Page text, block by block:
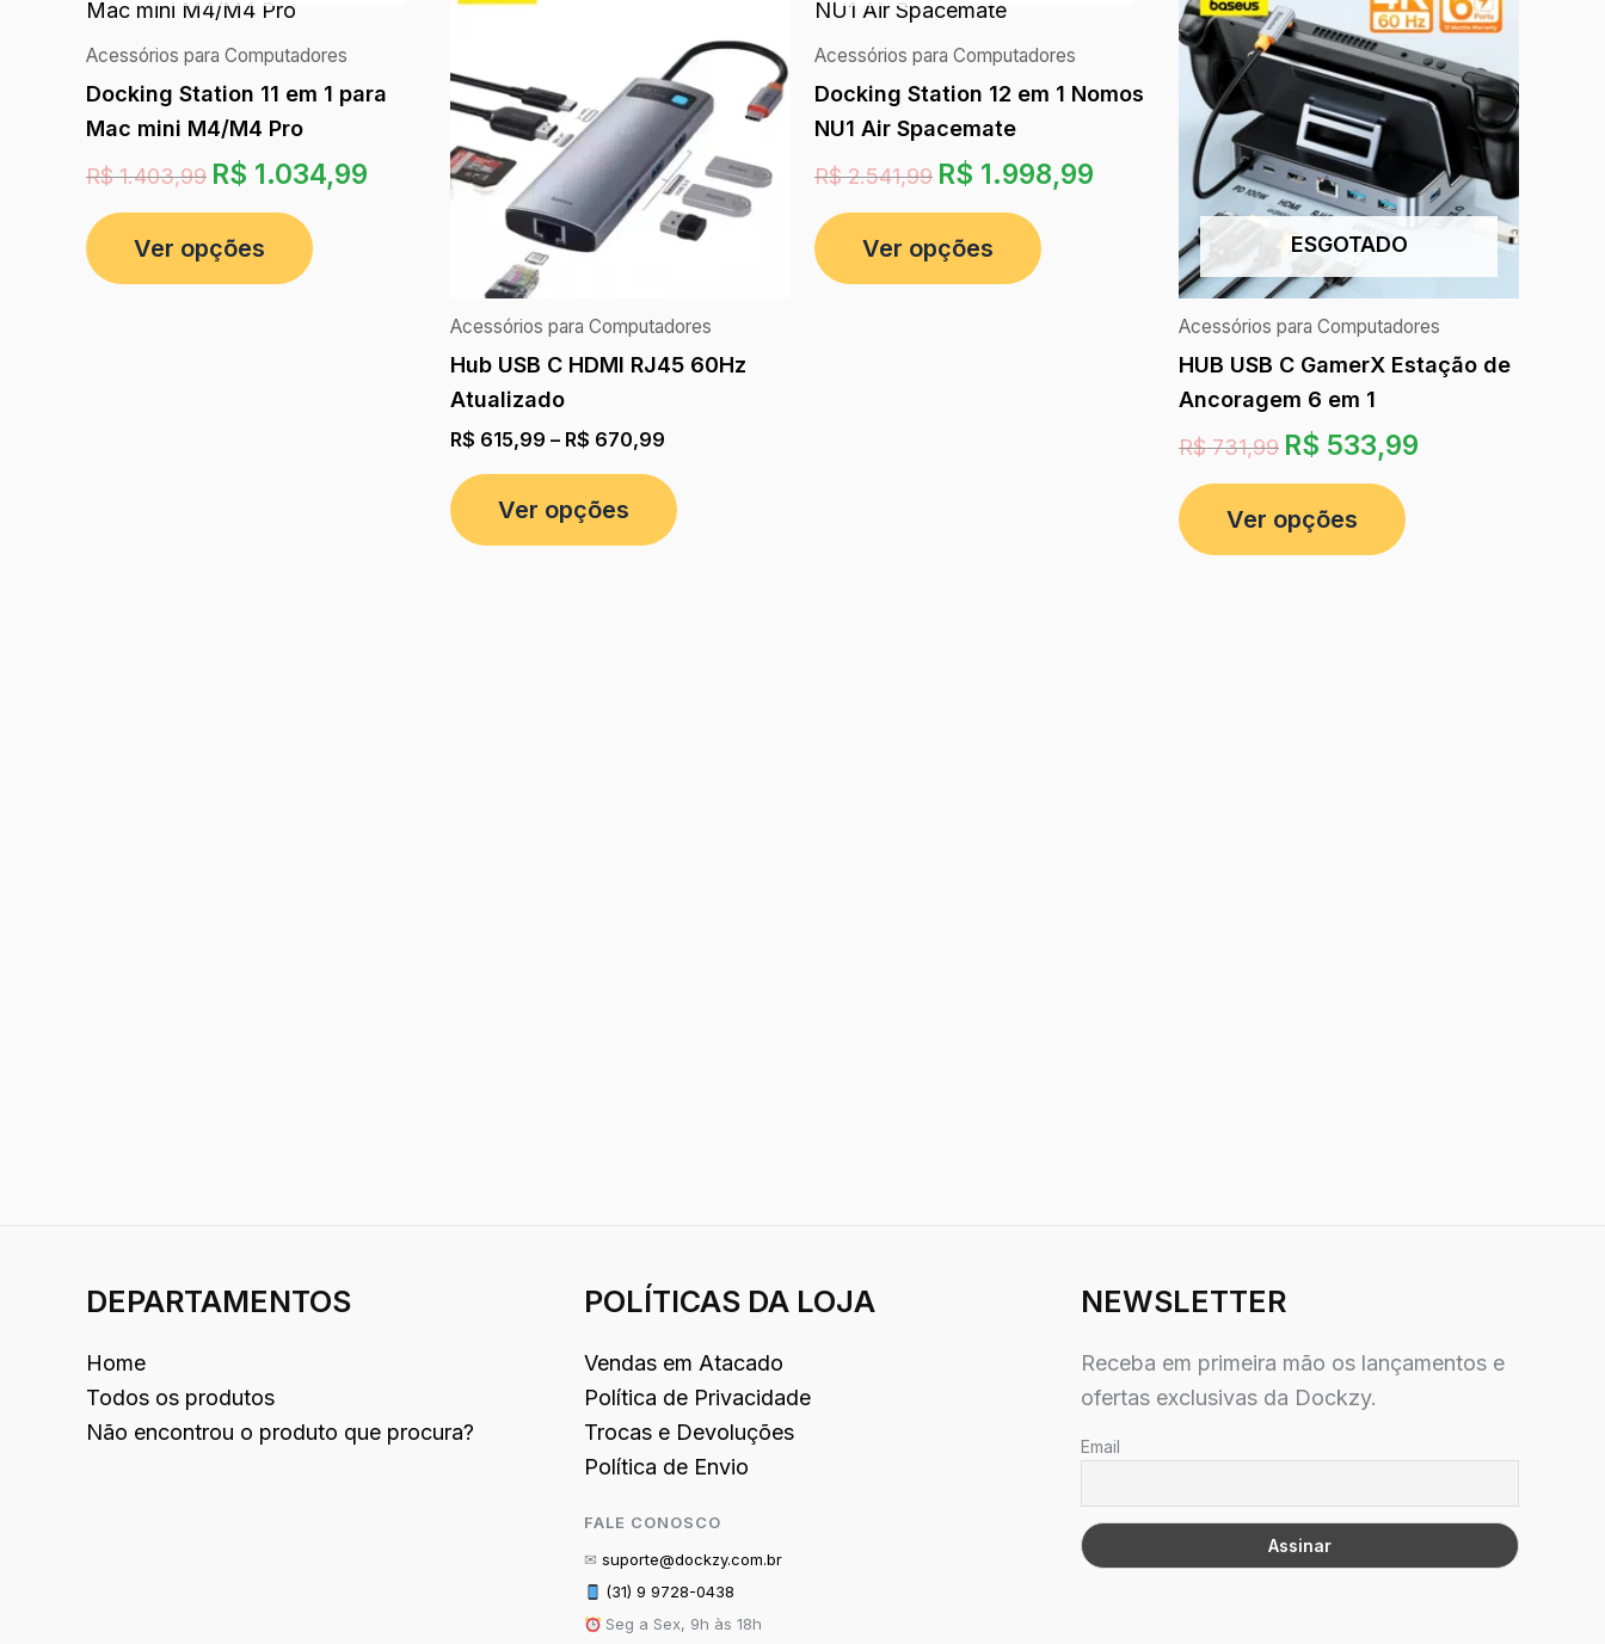
Acessórios para Computadores
Docking Station 11 em 1 para
Mac mini M4/M4 Pro
R$1.403,99 R$ 1.034,99
Ver opções
Acessórios para Computadores
Hub USB C HDMI RJ45 60Hz
Atualizado
R$ 615,99 – R$ 670,99
Ver opções
Acessórios para Computadores
Docking Station 12 em 1 Nomos
NU1 Air Spacemate
R$2.541,99 R$ 1.998,99
Ver opções ESGOTADO
Acessórios para Computadores
HUB USB C GamerX Estação de
Ancoragem 6 em 1
R$731,99 R$ 533,99
Ver opções
DEPARTAMENTOS
Home
Todos os produtos
Não encontrou o produto que procura?
POLÍTICAS DA LOJA
Vendas em Atacado
Política de Privacidade
Trocas e Devoluções
Política de Envio
FALE CONOSCO
✉ suporte@dockzy.com.br
(31) 9 9728-0438
Seg a Sex, 9h às 18h
NEWSLETTER
Receba em primeira mão os lançamentos e
ofertas exclusivas da Dockzy.
Email